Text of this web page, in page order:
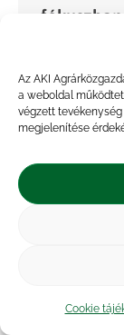
Az AKI
a weboldal
végzett
megjelenítése
Cookie
Hírek,Projekt,
Király
Anett is
projekt
cluster által